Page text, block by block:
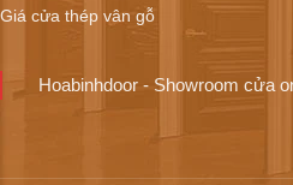
Giá cửa thép vân gỗ
Hoabinhdoor - Showroom cửa